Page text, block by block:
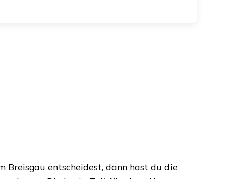
Breisgau entscheidest, dann hast du die